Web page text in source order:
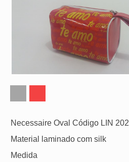
Necessaire Oval Código LIN 202
Material laminado com silk
Medida